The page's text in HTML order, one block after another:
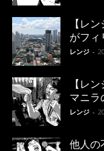
【レ
がフィ
レンジ -
【レ
マニラ
レンジ -
他人の